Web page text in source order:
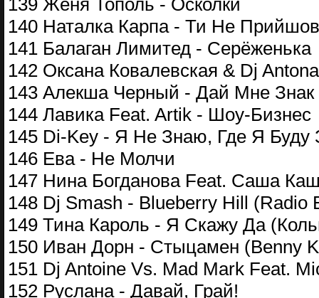
139 Женя Тополь - Осколки
140 Наталка Карпа - Ти Не Прийшов
141 Балаган Лимитед - Серёженька
142 Оксана Ковалевская & Dj
143 Алекша Черный - Дай Мне Знак
144 Лавика Feat. Artik - Шоу-Бизнес
145 Di-Key - Я Не Знаю, Где Я Буду
146 Ева - Не Молчи
147 Нина Богданова Feat. Саша
148 Dj Smash - Blueberry Hill (Radio
149 Тина Кароль - Я Скажу Да
150 Иван Дорн - Стыцамен (Benny
151 Dj Antoine Vs. Mad Mark Feat.
152 Руслана - Давай, Грай!